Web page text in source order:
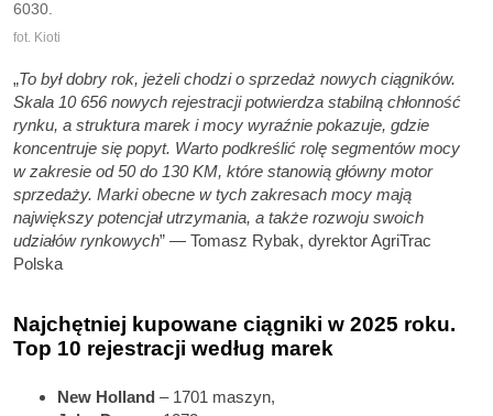
6030.
fot. Kioti
„To był dobry rok, jeżeli chodzi o sprzedaż nowych ciągników.
Skala 10 656 nowych rejestracji potwierdza stabilną chłonność
rynku, a struktura marek i mocy wyraźnie pokazuje, gdzie
koncentruje się popyt. Warto podkreślić rolę segmentów mocy
w zakresie od 50 do 130 KM, które stanowią główny motor
sprzedaży. Marki obecne w tych zakresach mocy mają
największy potencjał utrzymania, a także rozwoju swoich
udziałów rynkowych” — Tomasz Rybak, dyrektor AgriTrac
Polska
Najchętniej kupowane ciągniki w 2025 roku.
Top 10 rejestracji według marek
New Holland – 1701 maszyn,